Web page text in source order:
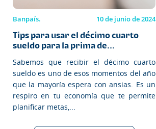
Banpaís. 10 de junio de 2024
Tips para usar el décimo cuarto
sueldo para la prima de...
Sabemos que recibir el décimo cuarto
sueldo es uno de esos momentos del año
que la mayoría espera con ansias. Es un
respiro en tu economía que te permite
planificar metas,...